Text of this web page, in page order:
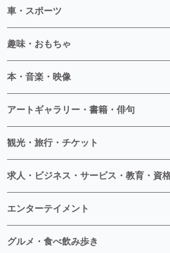
車・スポーツ
趣味・おもちゃ
本・音楽・映像
アートギャラリー・書籍・俳句
観光・旅行・チケット
求人・ビジネス・サービス・教育・資
エンターテイメント
グルメ・食べ飲み歩き